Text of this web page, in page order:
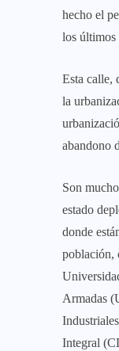
hecho el
los últimos
Esta calle,
la
abandono
Son
estado
donde
población,
Armadas
Integral